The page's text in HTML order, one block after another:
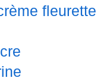
fleurette